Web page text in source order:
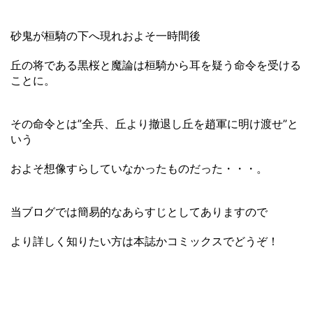
砂鬼が桓騎の下へ現れおよそ一時間後
丘の将である黒桜と魔論は桓騎から耳を疑う命令を受ける
ことに。
その命令とは”全兵、丘より撤退し丘を趙軍に明け渡せ”と
いう
およそ想像すらしていなかったものだった・・・。
当ブログでは簡易的なあらすじとしてありますので
より詳しく知りたい方は本誌かコミックスでどうぞ！